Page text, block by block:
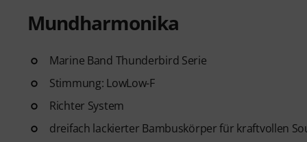
Mundharmonika
Marine Band Thunderbird Serie
Stimmung: LowLow-F
Richter System
dreifach lackierter Bambuskörper für kraftvollen